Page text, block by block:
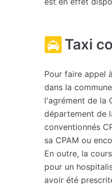
Taxi
Pour faire appel
dans la
l'agrément de la
département de
conventionnés
sa CPAM ou
En outre, la
pour un
avoir été